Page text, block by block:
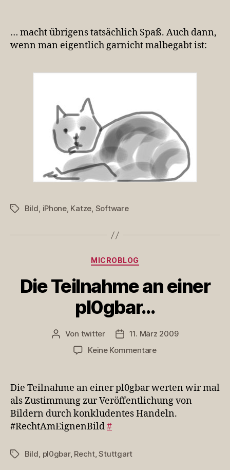
rumspielen…
… macht übrigens tatsächlich Spaß. Auch dann,
wenn man eigentlich garnicht malbegabt ist:
Schlagwörter
Bild, iPhone, Katze, Software
Kategorien
MICROBLOG
Die Teilnahme an einer
pl0gbar…
Beitragsautor
Von twitter Veröffentlichungsdatum
11. März 2009
Keine Kommentarezu
pl0gbar…
Die Teilnahme an einer pl0gbar werten wir mal
als Zustimmung zur Veröffentlichung von
Bildern durch konkludentes Handeln.
#RechtAmEignenBild#
Schlagwörter
Bild pl0gbar, Recht,Stuttgart